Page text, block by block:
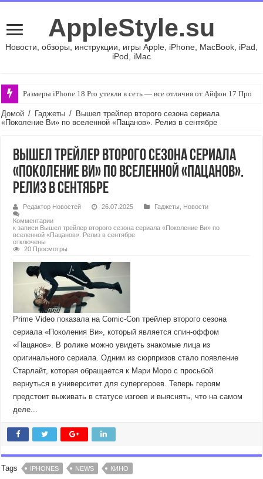
AppleStyle.su
Новости, обзоры, инструкции, игры Apple, iPhone, MacBook, iPad,
iPod, iMac
Размеры iPhone 18 Pro утекли в сеть — все отличия от Айфон 17 Про
Домой / Гаджеты / Вышел трейлер второго сезона сериала
«Поколение Ви» по вселенной «Пацанов». Релиз в сентябре
Вышел трейлер второго сезона сериала
«Поколение Ви» по вселенной «Пацанов».
Релиз в сентябре
Редактор Новостей 26.07.2025 Гаджеты
Новости
Комментарии
к записи Вышел трейлер второго сезона сериала «Поколение Ви» по
вселенной «Пацанов». Релиз в сентябре
отключены
20 Просмотры
Prime Video показала на Comic-Con трейлер второго сезона
сериала «Поколения Ви», который является спин-оффом
«Пацанов». В ролике можно увидеть знакомые лица из
оригинального сериала. Одним из сюрпризов стало появление
Старлайт, которая обращается к Мари Моро с просьбой
вернуться в университет для супергероев. Теперь героям
предстоит выживать в статусе изгоев и выяснять, что на самом
деле...
Tags IPHONES NEWS КИНО